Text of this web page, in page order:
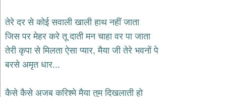
भजन
bhajans
हनुमान
भजन
तेरे दर से कोई सवाली खाली हाथ नहीं जाता
जिस पर मेहर करे तू दाती मन चाहा वर पा जाता
तेरी कृपा से मिलता ऐसा प्यार, मैया जी तेरे भवनों पे
बरसे अमृत धार...
कैसे कैसे अजब करिश्मे मैया तुम दिखलाती हो